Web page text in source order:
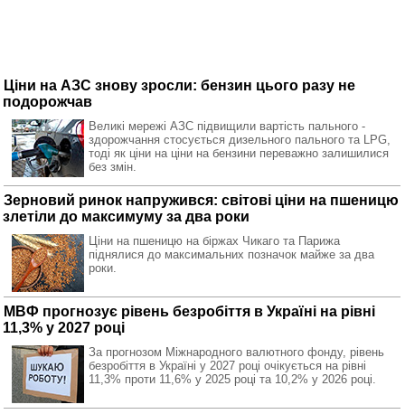
Ціни на АЗС знову зросли: бензин цього разу не
подорожчав
Великі мережі АЗС підвищили вартість пального -
здорожчання стосується дизельного пального та LPG,
тоді як ціни на ціни на бензини переважно залишилися
без змін.
Зерновий ринок напружився: світові ціни на пшеницю
злетіли до максимуму за два роки
Ціни на пшеницю на біржах Чикаго та Парижа
піднялися до максимальних позначок майже за два
роки.
МВФ прогнозує рівень безробіття в Україні на рівні
11,3% у 2027 році
За прогнозом Міжнародного валютного фонду, рівень
безробіття в Україні у 2027 році очікується на рівні
11,3% проти 11,6% у 2025 році та 10,2% у 2026 році.